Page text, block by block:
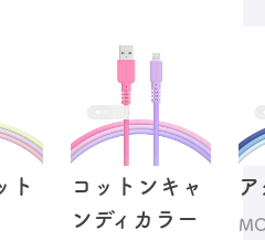
ト
コットンキャ
ンディカラー